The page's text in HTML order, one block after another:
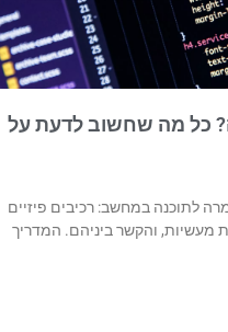
כל מה שחשוב לדעת על
לתוכנה במחשב: רכיבים פיזיים
מעשיות, והקשר ביניהם. המדריך